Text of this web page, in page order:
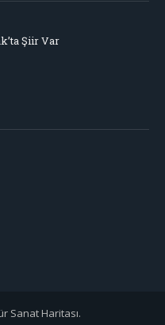
Şiir Var
Sanat Haritası.